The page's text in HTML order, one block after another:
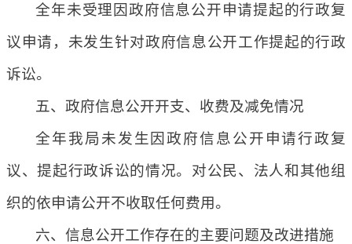
全年未受理因政府信息公开申请提起的行政复
议申请，未发生针对政府信息公开工作提起的行政
诉讼。
五、政府信息公开开支、收费及减免情况
全年我局未发生因政府信息公开申请行政复
议、提起行政诉讼的情况。对公民、法人和其他组
织的依申请公开不收取任何费用。
六、信息公开工作存在的主要问题及改进措施